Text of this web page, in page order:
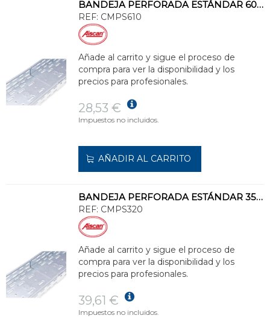
BANDEJA PERFORADA ESTÁNDAR 60x100 GALVANIZADO SENZIMIR
REF: CMPS610
Añade al carrito y sigue el proceso de
compra para ver la disponibilidad y los
precios para profesionales.
28,53 €
Impuestos no incluidos.
AÑADIR AL CARRITO
BANDEJA PERFORADA ESTÁNDAR 35x200 GALVANIZADO SENZIMIR
REF: CMPS320
Añade al carrito y sigue el proceso de
compra para ver la disponibilidad y los
precios para profesionales.
39,61 €
Impuestos no incluidos.